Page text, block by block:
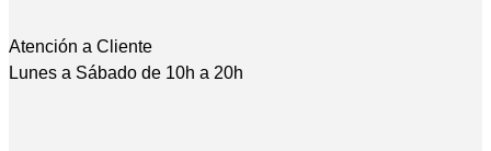
Atención a Cliente
Lunes a Sábado de 10h a 20h